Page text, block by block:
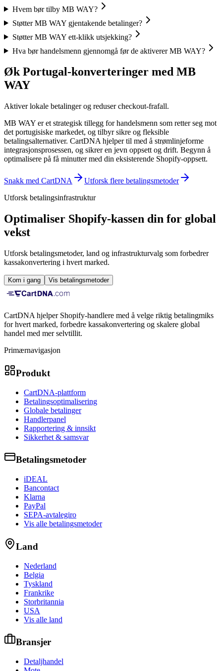
Hvem bør tilby MB WAY?
Støtter MB WAY gjentakende betalinger?
Støtter MB WAY ett-klikk utsjekking?
Hva bør handelsmenn gjennomgå før de aktiverer MB WAY?
Øk Portugal-konverteringer med MB
WAY
Aktiver lokale betalinger og reduser checkout-frafall.
MB WAY er et strategisk tillegg for handelsmenn som retter seg mot
det portugisiske markedet, og tilbyr sikre og fleksible
betalingsalternativer. CartDNA hjelper til med å strømlinjeforme
integrasjonsprosessen, og sikrer en jevn oppsett og drift. Begynn å
optimalisere på få minutter med din eksisterende Shopify-oppsett.
Snakk med CartDNA
Utforsk flere betalingsmetoder
Utforsk betalingsinfrastruktur
Optimaliser Shopify-kassen din for global
vekst
Utforsk betalingsmetoder, land og infrastrukturvalg som forbedrer
kassakonvertering i hvert marked.
Kom i gang Vis betalingsmetoder
CartDNA hjelper Shopify-handlere med å velge riktig betalingmiks
for hvert marked, forbedre kassakonvertering og skalere global
handel med mer selvtillit.
Primærnavigasjon
Produkt
CartDNA-plattform
Betalingsoptimalisering
Globale betalinger
Handlerpanel
Rapportering & innsikt
Sikkerhet & samsvar
Betalingsmetoder
iDEAL
Bancontact
Klarna
PayPal
SEPA-avtalegiro
Vis alle betalingsmetoder
Land
Nederland
Belgia
Tyskland
Frankrike
Storbritannia
USA
Vis alle land
Bransjer
Detaljhandel